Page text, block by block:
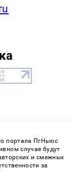
портала ПгНьюс
случае будут
и смежных
за